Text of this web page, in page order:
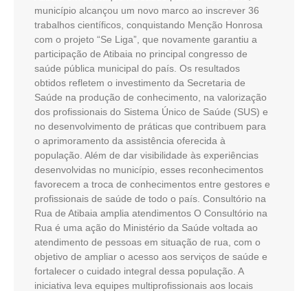
município alcançou um novo marco ao inscrever 36
trabalhos científicos, conquistando Menção Honrosa
com o projeto “Se Liga”, que novamente garantiu a
participação de Atibaia no principal congresso de
saúde pública municipal do país. Os resultados
obtidos refletem o investimento da Secretaria de
Saúde na produção de conhecimento, na valorização
dos profissionais do Sistema Único de Saúde (SUS) e
no desenvolvimento de práticas que contribuem para
o aprimoramento da assistência oferecida à
população. Além de dar visibilidade às experiências
desenvolvidas no município, esses reconhecimentos
favorecem a troca de conhecimentos entre gestores e
profissionais de saúde de todo o país. Consultório na
Rua de Atibaia amplia atendimentos O Consultório na
Rua é uma ação do Ministério da Saúde voltada ao
atendimento de pessoas em situação de rua, com o
objetivo de ampliar o acesso aos serviços de saúde e
fortalecer o cuidado integral dessa população. A
iniciativa leva equipes multiprofissionais aos locais